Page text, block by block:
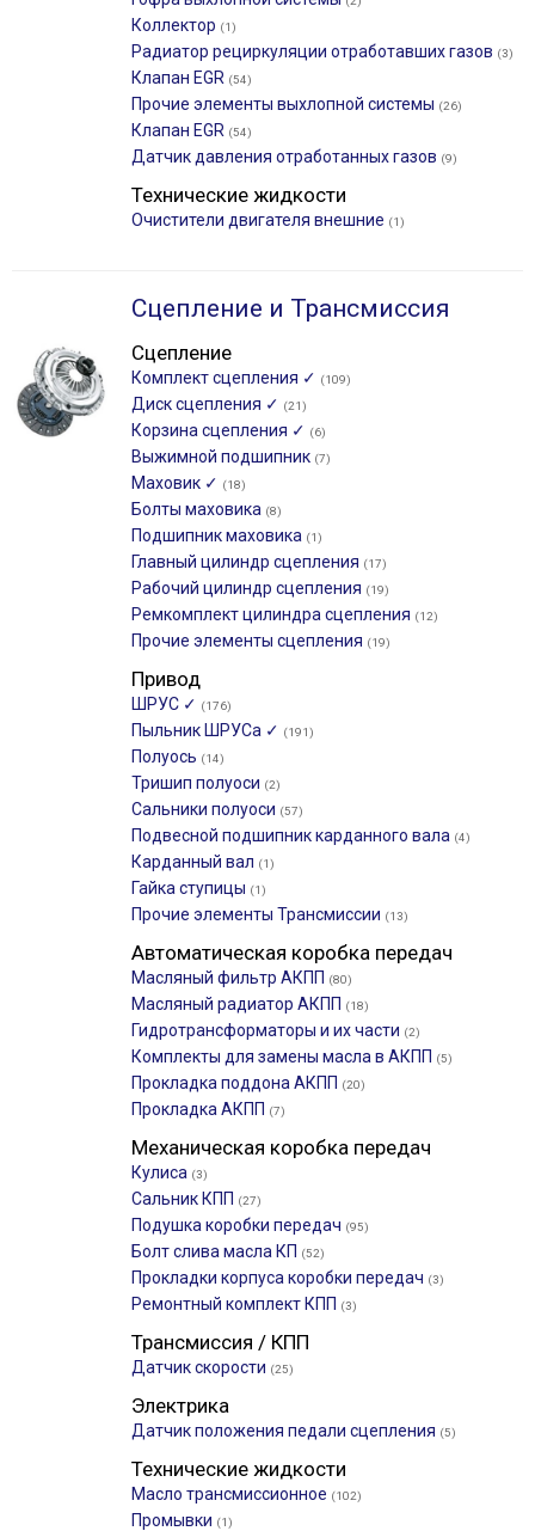
Коллектор (1)
Радиатор рециркуляции отработавших газов (3)
Клапан EGR (54)
Прочие элементы выхлопной системы (26)
Клапан EGR (54)
Датчик давления отработанных газов (9)
Технические жидкости
Очистители двигателя внешние (1)
Сцепление и Трансмиссия
Сцепление
Комплект сцепления ✓ (109)
Диск сцепления ✓ (21)
Корзина сцепления ✓ (6)
Выжимной подшипник (7)
Маховик ✓ (18)
Болты маховика (8)
Подшипник маховика (1)
Главный цилиндр сцепления (17)
Рабочий цилиндр сцепления (19)
Ремкомплект цилиндра сцепления (12)
Прочие элементы сцепления (19)
Привод
ШРУС ✓ (176)
Пыльник ШРУСа ✓ (191)
Полуось (14)
Тришип полуоси (2)
Сальники полуоси (57)
Подвесной подшипник карданного вала (4)
Карданный вал (1)
Гайка ступицы (1)
Прочие элементы Трансмиссии (13)
Автоматическая коробка передач
Масляный фильтр АКПП (80)
Масляный радиатор АКПП (18)
Гидротрансформаторы и их части (2)
Комплекты для замены масла в АКПП (5)
Прокладка поддона АКПП (20)
Прокладка АКПП (7)
Механическая коробка передач
Кулиса (3)
Сальник КПП (27)
Подушка коробки передач (95)
Болт слива масла КП (52)
Прокладки корпуса коробки передач (3)
Ремонтный комплект КПП (3)
Трансмиссия / КПП
Датчик скорости (25)
Электрика
Датчик положения педали сцепления (5)
Технические жидкости
Масло трансмиссионное (102)
Промывки (1)